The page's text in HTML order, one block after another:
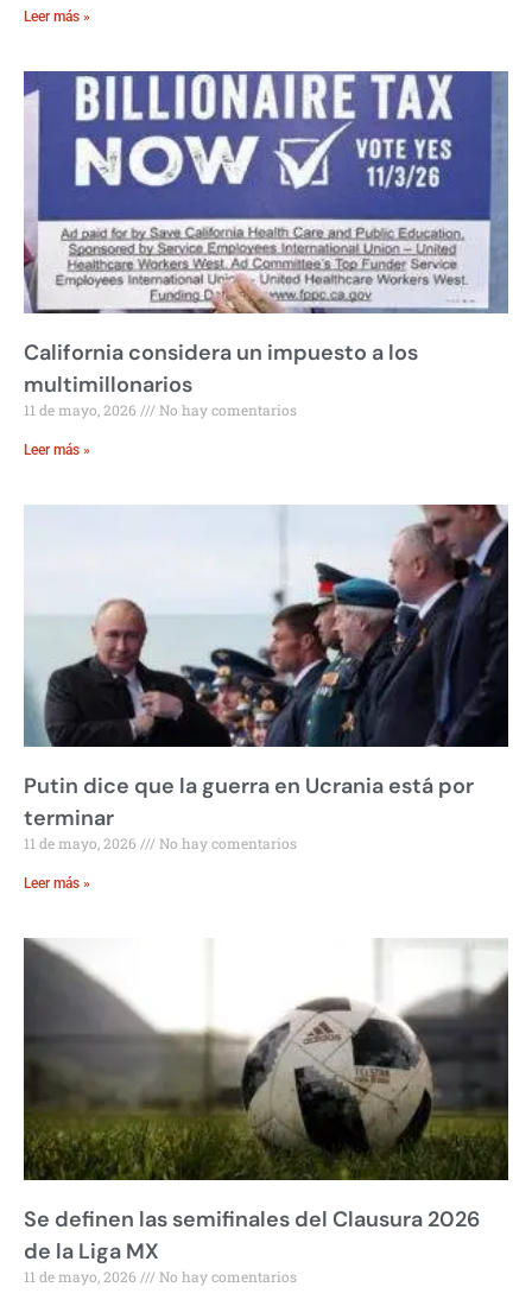
Leer más »
California considera un impuesto a los
multimillonarios
11 de mayo, 2026 No hay comentarios
Leer más »
Putin dice que la guerra en Ucrania está por
terminar
11 de mayo, 2026 No hay comentarios
Leer más »
Se definen las semifinales del Clausura 2026
de la Liga MX
11 de mayo, 2026 No hay comentarios